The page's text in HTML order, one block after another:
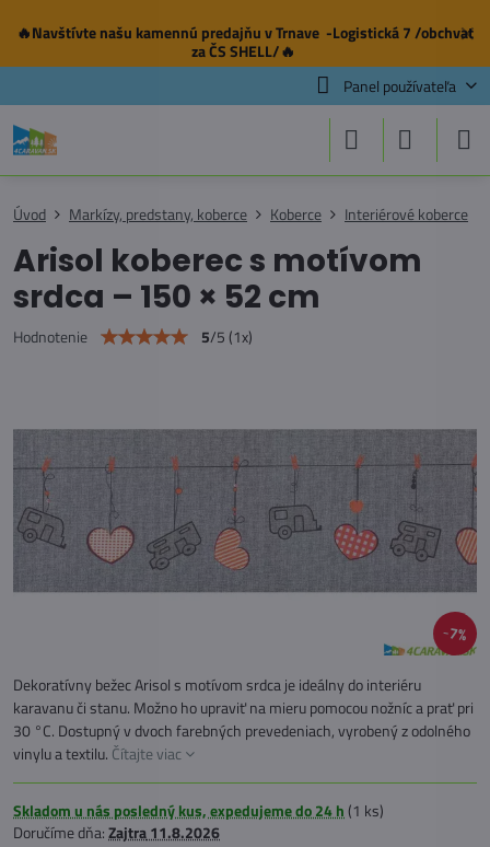
✕
🔥Navštívte našu kamennú predajňuv Trnave -Logistická 7 /obchvat
za ČS SHELL/🔥
Panel používateľa
7%
Úvod Markízy, predstany, koberce Koberce Interiérové koberce
Arisol koberec s motívom
srdca – 150 × 52 cm
Hodnotenie 5/5(1x)
Dekoratívny bežec Arisol s motívom srdca je ideálny do interiéru
karavanu či stanu. Možno ho upraviť na mieru pomocou nožníc a prať pri
30 °C. Dostupný v dvoch farebných prevedeniach, vyrobený z odolného
vinylu a textilu. Čítajte viac
Skladom u nás posledný kus, expedujeme do 24 h(1 ks)
Doručíme dňa:Zajtra11.8.2026